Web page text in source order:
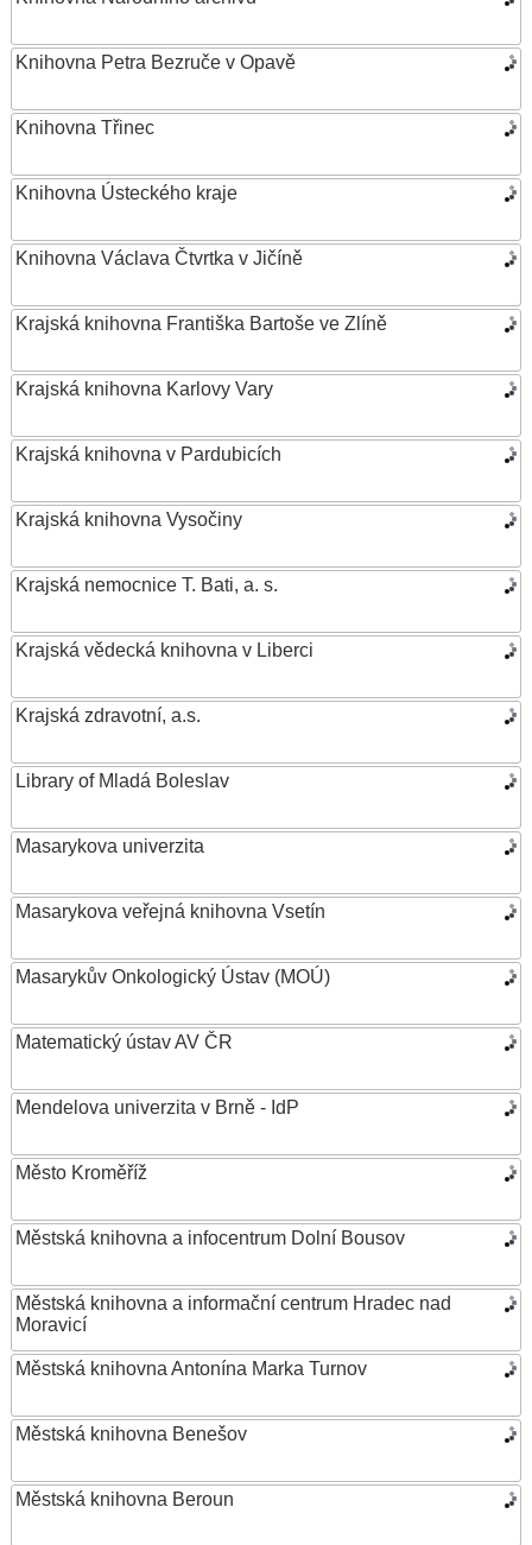
Knihovna Petra Bezruče v Opavě
Knihovna Třinec
Knihovna Ústeckého kraje
Knihovna Václava Čtvrtka v Jičíně
Krajská knihovna Františka Bartoše ve Zlíně
Krajská knihovna Karlovy Vary
Krajská knihovna v Pardubicích
Krajská knihovna Vysočiny
Krajská nemocnice T. Bati, a. s.
Krajská vědecká knihovna v Liberci
Krajská zdravotní, a.s.
Library of Mladá Boleslav
Masarykova univerzita
Masarykova veřejná knihovna Vsetín
Masarykův Onkologický Ústav (MOÚ)
Matematický ústav AV ČR
Mendelova univerzita v Brně - IdP
Město Kroměříž
Městská knihovna a infocentrum Dolní Bousov
Městská knihovna a informační centrum Hradec nad
Moravicí
Městská knihovna Antonína Marka Turnov
Městská knihovna Benešov
Městská knihovna Beroun